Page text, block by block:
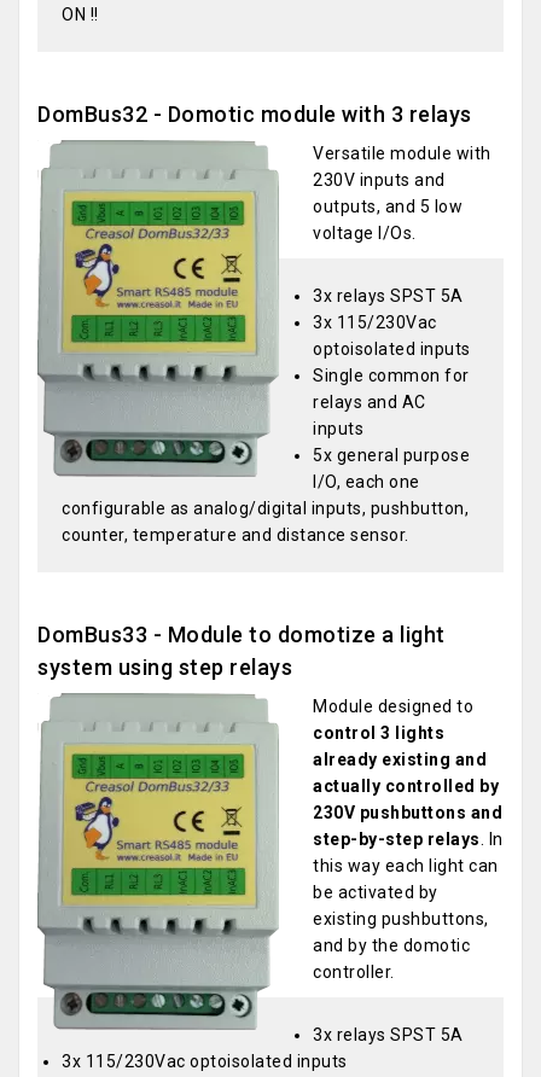
ON !!
DomBus32 - Domotic module with 3 relays
Versatile module with
230V inputs and
outputs, and 5 low
voltage I/Os.
3x relays SPST 5A
3x 115/230Vac
optoisolated inputs
Single common for
relays and AC
inputs
5x general purpose
I/O, each one
configurable as analog/digital inputs, pushbutton,
counter, temperature and distance sensor.
DomBus33 - Module to domotize a light
system using step relays
Module designed to
control 3 lights
already existing and
actually controlled by
230V pushbuttons and
step-by-step relays. In
this way each light can
be activated by
existing pushbuttons,
and by the domotic
controller.
3x relays SPST 5A
3x 115/230Vac optoisolated inputs